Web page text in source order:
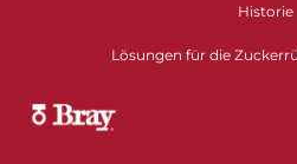
Historie
Lösungen für die